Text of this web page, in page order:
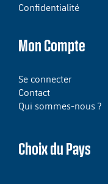
Confidentialité
Mon Compte
Se connecter
Contact
Qui sommes-nous ?
Choix du Pays